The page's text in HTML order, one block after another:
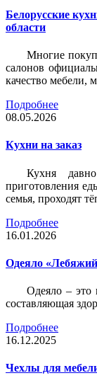
Белорусские
области
Многие
салонов
качество мебели,
Подробнее
08.05.2026
Кухни на заказ
Кухня
приготовления
семья, проходят
Подробнее
16.01.2026
Одеяло
Одеяло – это
составляющая
Подробнее
16.12.2025
Чехлы для